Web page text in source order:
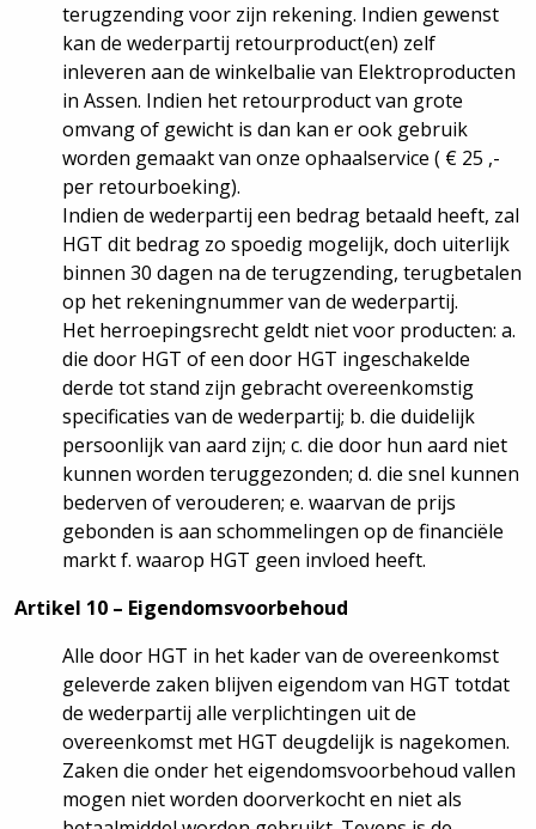
terugzending voor zijn rekening. Indien gewenst
kan de wederpartij retourproduct(en) zelf
inleveren aan de winkelbalie van Elektroproducten
in Assen. Indien het retourproduct van grote
omvang of gewicht is dan kan er ook gebruik
worden gemaakt van onze ophaalservice ( € 25 ,-
per retourboeking).
Indien de wederpartij een bedrag betaald heeft, zal
HGT dit bedrag zo spoedig mogelijk, doch uiterlijk
binnen 30 dagen na de terugzending, terugbetalen
op het rekeningnummer van de wederpartij.
Het herroepingsrecht geldt niet voor producten: a.
die door HGT of een door HGT ingeschakelde
derde tot stand zijn gebracht overeenkomstig
specificaties van de wederpartij; b. die duidelijk
persoonlijk van aard zijn; c. die door hun aard niet
kunnen worden teruggezonden; d. die snel kunnen
bederven of verouderen; e. waarvan de prijs
gebonden is aan schommelingen op de financiële
markt f. waarop HGT geen invloed heeft.
Artikel 10 – Eigendomsvoorbehoud
Alle door HGT in het kader van de overeenkomst
geleverde zaken blijven eigendom van HGT totdat
de wederpartij alle verplichtingen uit de
overeenkomst met HGT deugdelijk is nagekomen.
Zaken die onder het eigendomsvoorbehoud vallen
mogen niet worden doorverkocht en niet als